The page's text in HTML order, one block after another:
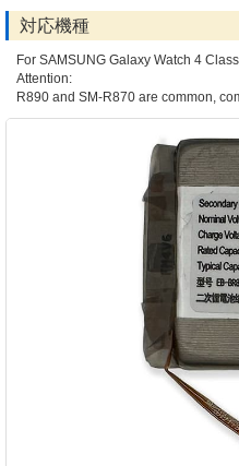
対応機種
For SAMSUNG Galaxy Watch 4
Attention:
R890 and SM-R870 are common,